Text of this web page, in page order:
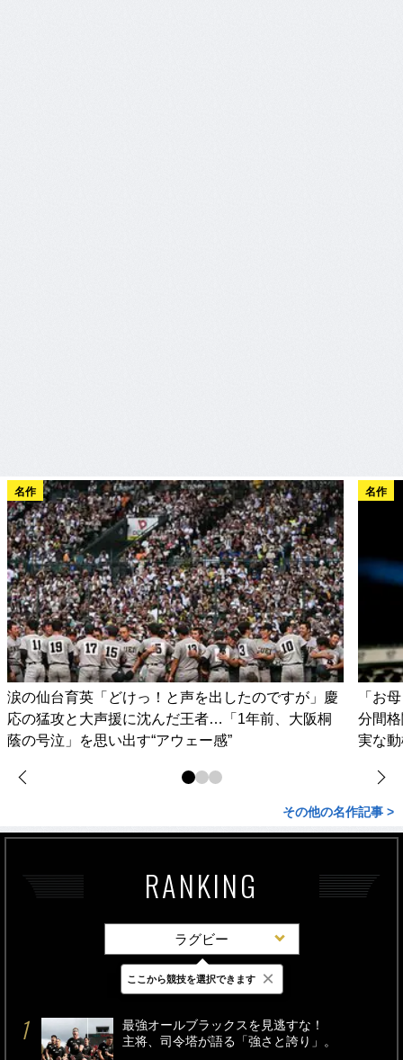
名作
涙の仙台育英「どけっ！と声を出したのですが」慶
応の猛攻と大声援に沈んだ王者…「1年前、大阪桐
蔭の号泣」を思い出す“アウェー感”
名作
「お
分間
実な
その他の名作記事 >
RANKING
ラグビー
最新 24時間 週間
最強オールブラックスを見逃すな！
主将、司令塔が語る「強さと誇り」。
ここから競技を選択できます ×